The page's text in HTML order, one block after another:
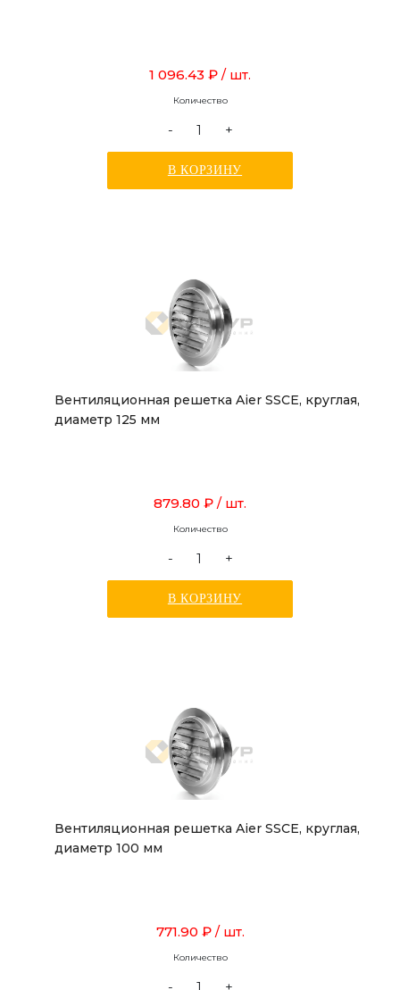
1 096.43 ₽ / шт.
Количество
- +
В КОРЗИНУ
Вентиляционная решетка Aier SSCE, круглая,
диаметр 125 мм
879.80 ₽ / шт.
Количество
- +
В КОРЗИНУ
Вентиляционная решетка Aier SSCE, круглая,
диаметр 100 мм
771.90 ₽ / шт.
Количество
- +